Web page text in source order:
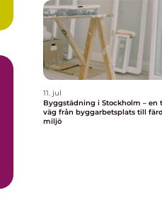
11. jul
Byggstädning i Stockholm – en
väg från byggarbetsplats till
miljö